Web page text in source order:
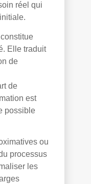
réel qui
Elle traduit
de
de
est
possible
ou
processus
les